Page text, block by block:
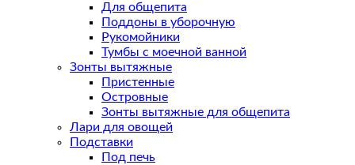
Для общепита
Поддоны в уборочную
Рукомойники
Тумбы с моечной ванной
Зонты вытяжные
Пристенные
Островные
Зонты вытяжные для общепита
Лари для овощей
Подставки
Под печь